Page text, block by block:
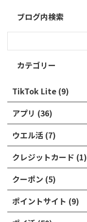
ブログ内検索
カテゴリー
TikTok Lite (9)
アプリ (36)
ウエル活 (7)
クレジットカード (1)
クーポン (5)
ポイントサイト (9)